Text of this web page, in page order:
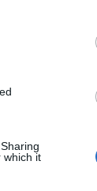
which it